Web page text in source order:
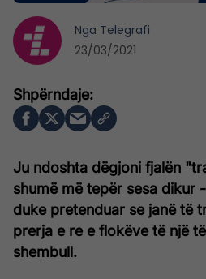
Ju ndoshta dëgjoni fjalën
shumë më tepër sesa dikur
duke pretenduar se janë të
prerja e re e flokëve të një
shembull.
Nga Telegrafi
23/03/2021